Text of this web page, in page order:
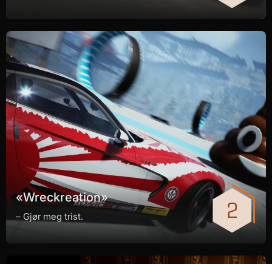
«Wreckreation»
– Gjør meg trist.